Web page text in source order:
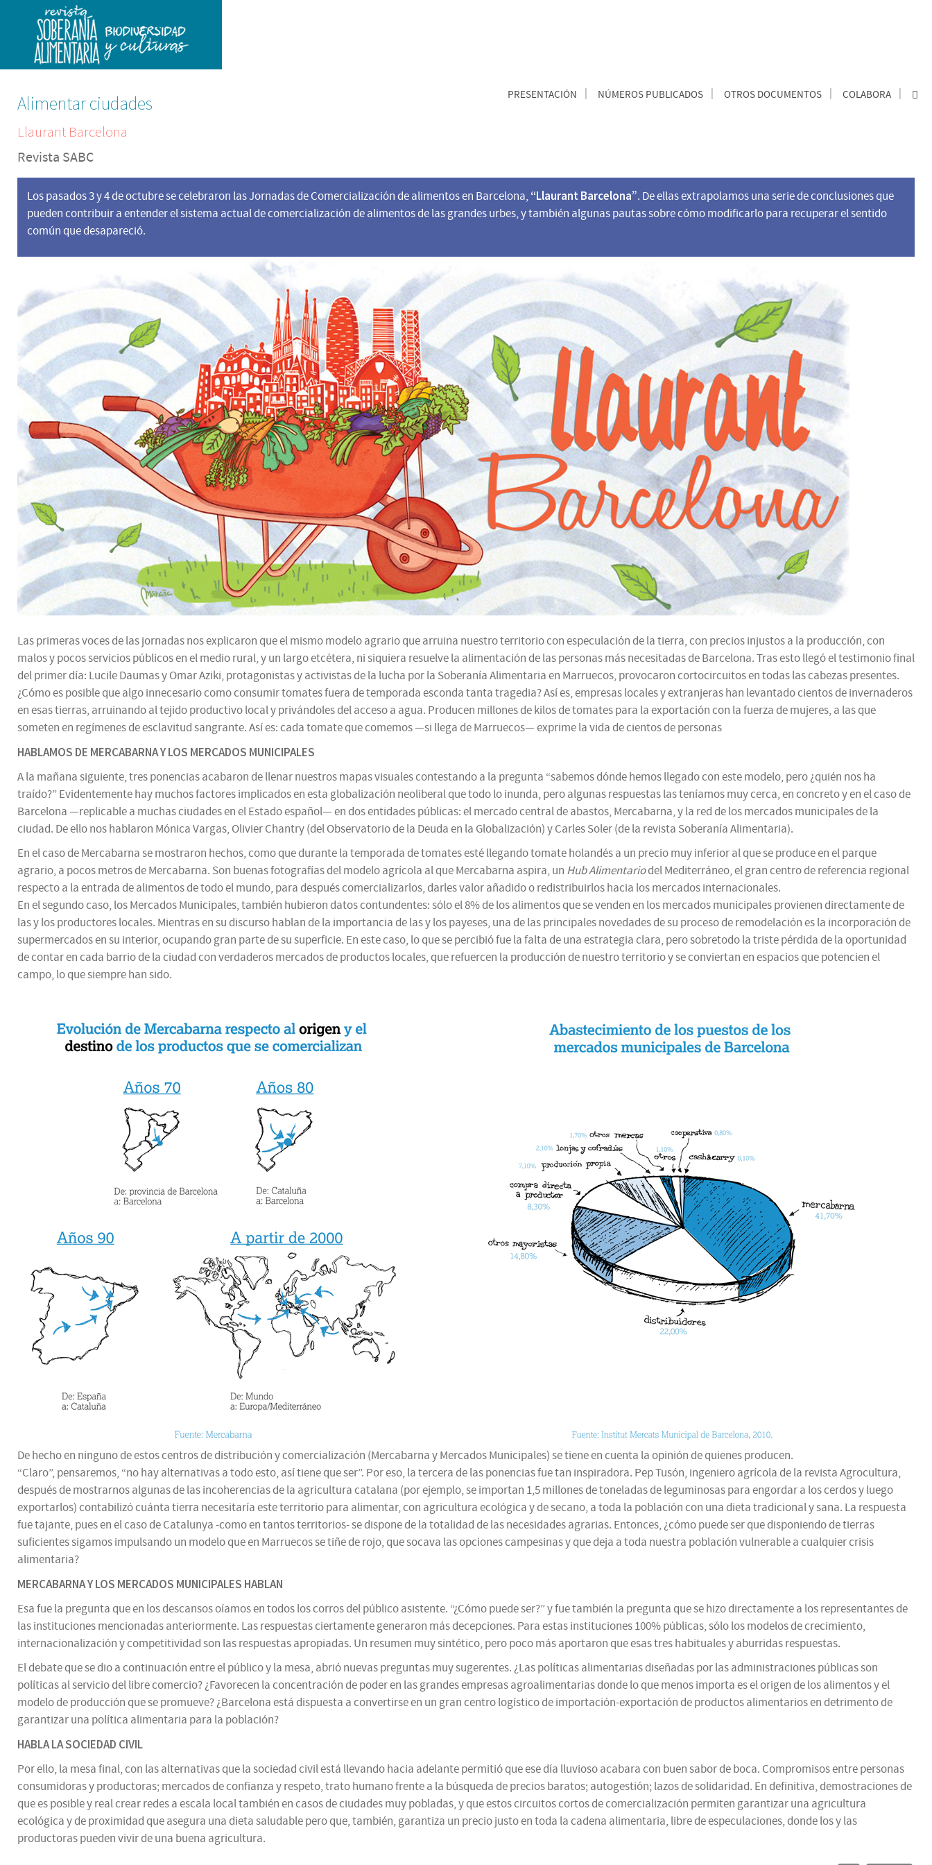
PRESENTACIÓN NÚMEROS PUBLICADOS OTROS DOCUMENTOS COLABORA
Alimentar ciudades
Llaurant Barcelona
Revista SABC
Los pasados 3 y 4 de octubre se celebraron las Jornadas de Comercialización de alimentos en Barcelona,“Llaurant Barcelona”. De ellas extrapolamos una serie de conclusiones que
pueden contribuir a entender el sistema actual de comercialización de alimentos de las grandes urbes, y también algunas pautas sobre cómo modificarlo para recuperar el sentido
común que desapareció.
Las primeras voces de las jornadas nos explicaron que el mismo modelo agrario que arruina nuestro territorio con especulación de la tierra, con precios injustos a la producción, con
malos y pocos servicios públicos en el medio rural, y un largo etcétera, ni siquiera resuelve la alimentación de las personas más necesitadas de Barcelona. Tras esto llegó el testimonio final
del primer día: Lucile Daumas y Omar Aziki, protagonistas y activistas de la lucha por la Soberanía Alimentaria en Marruecos, provocaron cortocircuitos en todas las cabezas presentes.
¿Cómo es posible que algo innecesario como consumir tomates fuera de temporada esconda tanta tragedia? Así es, empresas locales y extranjeras han levantado cientos de invernaderos
en esas tierras, arruinando al tejido productivo local y privándoles del acceso a agua. Producen millones de kilos de tomates para la exportación con la fuerza de mujeres, a las que
someten en regímenes de esclavitud sangrante. Así es: cada tomate que comemos —si llega de Marruecos— exprime la vida de cientos de personas
HABLAMOS DE MERCABARNA Y LOS MERCADOS MUNICIPALES
A la mañana siguiente, tres ponencias acabaron de llenar nuestros mapas visuales contestando a la pregunta “sabemos dónde hemos llegado con este modelo, pero ¿quién nos ha
traído?” Evidentemente hay muchos factores implicados en esta globalización neoliberal que todo lo inunda, pero algunas respuestas las teníamos muy cerca, en concreto y en el caso de
Barcelona —replicable a muchas ciudades en el Estado español— en dos entidades públicas: el mercado central de abastos, Mercabarna, y la red de los mercados municipales de la
ciudad. De ello nos hablaron Mónica Vargas, Olivier Chantry (del Observatorio de la Deuda en la Globalización) y Carles Soler (de la revista Soberanía Alimentaria).
En el caso de Mercabarna se mostraron hechos, como que durante la temporada de tomates esté llegando tomate holandés a un precio muy inferior al que se produce en el parque
agrario, a pocos metros de Mercabarna. Son buenas fotografías del modelo agrícola al que Mercabarna aspira, un Hub Alimentariodel Mediterráneo, el gran centro de referencia regional
respecto a la entrada de alimentos de todo el mundo, para después comercializarlos, darles valor añadido o redistribuirlos hacia los mercados internacionales.
En el segundo caso, los Mercados Municipales, también hubieron datos contundentes: sólo el 8% de los alimentos que se venden en los mercados municipales provienen directamente de
las y los productores locales. Mientras en su discurso hablan de la importancia de las y los payeses, una de las principales novedades de su proceso de remodelación es la incorporación de
supermercados en su interior, ocupando gran parte de su superficie. En este caso, lo que se percibió fue la falta de una estrategia clara, pero sobretodo la triste pérdida de la oportunidad
de contar en cada barrio de la ciudad con verdaderos mercados de productos locales, que refuercen la producción de nuestro territorio y se conviertan en espacios que potencien el
campo, lo que siempre han sido.
De hecho en ninguno de estos centros de distribución y comercialización (Mercabarna y Mercados Municipales) se tiene en cuenta la opinión de quienes producen.
“Claro”, pensaremos, “no hay alternativas a todo esto, así tiene que ser”. Por eso, la tercera de las ponencias fue tan inspiradora. Pep Tusón, ingeniero agrícola de la revista Agrocultura,
después de mostrarnos algunas de las incoherencias de la agricultura catalana (por ejemplo, se importan 1,5 millones de toneladas de leguminosas para engordar a los cerdos y luego
exportarlos) contabilizó cuánta tierra necesitaría este territorio para alimentar, con agricultura ecológica y de secano, a toda la población con una dieta tradicional y sana. La respuesta
fue tajante, pues en el caso de Catalunya -como en tantos territorios- se dispone de la totalidad de las necesidades agrarias. Entonces, ¿cómo puede ser que disponiendo de tierras
suficientes sigamos impulsando un modelo que en Marruecos se tiñe de rojo, que socava las opciones campesinas y que deja a toda nuestra población vulnerable a cualquier crisis
alimentaria?
MERCABARNA Y LOS MERCADOS MUNICIPALES HABLAN
Esa fue la pregunta que en los descansos oíamos en todos los corros del público asistente. “¿Cómo puede ser?” y fue también la pregunta que se hizo directamente a los representantes de
las instituciones mencionadas anteriormente. Las respuestas ciertamente generaron más decepciones. Para estas instituciones 100% públicas, sólo los modelos de crecimiento,
internacionalización y competitividad son las respuestas apropiadas. Un resumen muy sintético, pero poco más aportaron que esas tres habituales y aburridas respuestas.
El debate que se dio a continuación entre el público y la mesa, abrió nuevas preguntas muy sugerentes. ¿Las políticas alimentarias diseñadas por las administraciones públicas son
políticas al servicio del libre comercio? ¿Favorecen la concentración de poder en las grandes empresas agroalimentarias donde lo que menos importa es el origen de los alimentos y el
modelo de producción que se promueve? ¿Barcelona está dispuesta a convertirse en un gran centro logístico de importación-exportación de productos alimentarios en detrimento de
garantizar una política alimentaria para la población?
HABLA LA SOCIEDAD CIVIL
Por ello, la mesa final, con las alternativas que la sociedad civil está llevando hacia adelante permitió que ese día lluvioso acabara con buen sabor de boca. Compromisos entre personas
consumidoras y productoras; mercados de confianza y respeto, trato humano frente a la búsqueda de precios baratos; autogestión; lazos de solidaridad. En definitiva, demostraciones de
que es posible y real crear redes a escala local también en casos de ciudades muy pobladas, y que estos circuitos cortos de comercialización permiten garantizar una agricultura
ecológica y de proximidad que asegura una dieta saludable pero que, también, garantiza un precio justo en toda la cadena alimentaria, libre de especulaciones, donde los y las
productoras pueden vivir de una buena agricultura.